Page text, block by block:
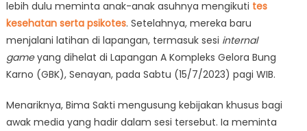
lebih dulu meminta anak-anak asuhnya mengikuti tes
kesehatan serta psikotes. Setelahnya, mereka baru
menjalani latihan di lapangan, termasuk sesi internal
gameyang dihelat di Lapangan A Kompleks Gelora Bung
Karno (GBK), Senayan, pada Sabtu (15/7/2023) pagi WIB.
Menariknya, Bima Sakti mengusung kebijakan khusus bagi
awak media yang hadir dalam sesi tersebut. Ia meminta